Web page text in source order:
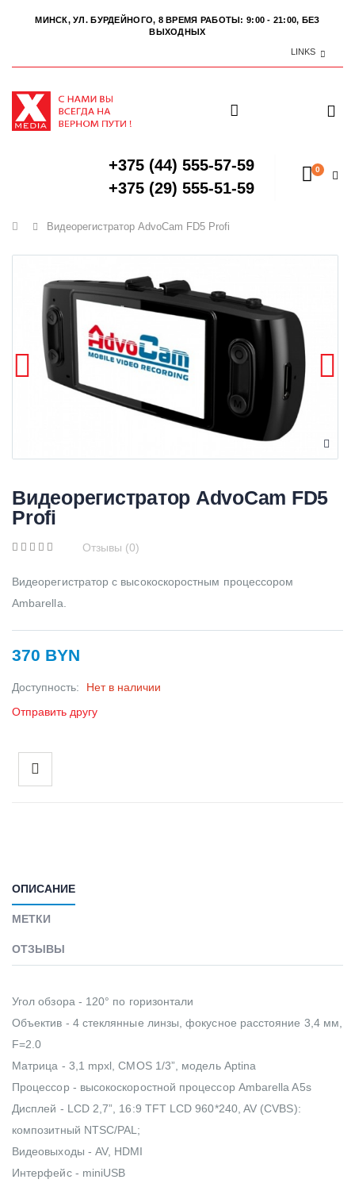
МИНСК, УЛ. БУРДЕЙНОГО, 8 ВРЕМЯ РАБОТЫ: 9:00 - 21:00, БЕЗ
ВЫХОДНЫХ
LINKS
+375 (44) 555-57-59
+375 (29) 555-51-59
0
Главная
Видеорегистратор AdvoCam FD5 Profi
Видеорегистратор AdvoCam FD5
Profi
Отзывы (0)
Видеорегистратор с высокоскоростным процессором
Ambarella.
370 BYN
Доступность:
Нет в наличии
Отправить другу
ОПИСАНИЕ
МЕТКИ
ОТЗЫВЫ
Угол обзора - 120° по горизонтали
Объектив - 4 стеклянные линзы, фокусное расстояние 3,4 мм,
F=2.0
Матрица - 3,1 mpxl, CMOS 1/3”, модель Aptina
Процессор - высокоскоростной процессор Ambarella A5s
Дисплей - LCD 2,7”, 16:9 TFT LCD 960*240, AV (CVBS):
композитный NTSC/PAL;
Видеовыходы - AV, HDMI
Интерфейс - miniUSB